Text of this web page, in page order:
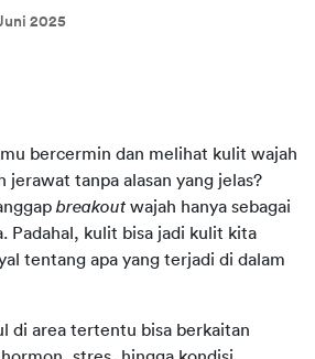
2025
bercermin dan melihat kulit wajah
jerawat tanpa alasan yang jelas?
breakout wajah hanya sebagai
Padahal, kulit bisa jadi kulit kita
tentang apa yang terjadi di dalam
di area tertentu bisa berkaitan